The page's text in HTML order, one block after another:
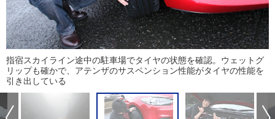
指宿スカイライン途中の駐車場でタイヤの状態を確認。ウェットグ
リップも確かで、アテンザのサスペンション性能がタイヤの性能を
引き出している